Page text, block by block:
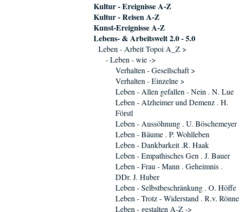
Kultur - Ereignisse A-Z
Kultur - Reisen A-Z
Kunst-Ereignisse A-Z
Lebens- & Arbeitswelt 2.0 - 5.0
Leben - Arbeit Topoi A_Z >
- Leben - wie ->
Verhalten - Gesellschaft >
Verhalten - Einzelne >
Leben - Allen gefallen - Nein . N. Lue
Leben - Alzheimer und Demenz . H.
Förstl
Leben - Aussöhnung . U. Böschemeyer
Leben - Bäume . P. Wohlleben
Leben - Dankbarkeit .R. Haak
Leben - Empathisches Gen . J. Bauer
Leben - Frau - Mann . Geheimnis .
DDr. J. Huber
Leben - Selbstbeschränkung . O. Höffe
Leben - Trotz - Widerstand . R.v. Rönne
Leben - gestalten A-Z ->